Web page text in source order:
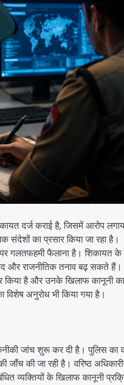
दर्ज कराई है, जिसमें आरोप
का प्रसार किया जा रहा है।
पर गलतफहमी फैलाना है। शिकायत के
और राजनीतिक तनाव बढ़ सकते हैं।
है और उनके खिलाफ कानूनी
अनुरोध भी किया गया है।
जांच शुरू कर दी है। पुलिस का
की जा रही है। वरिष्ठ
व्यक्तियों के खिलाफ कानूनी